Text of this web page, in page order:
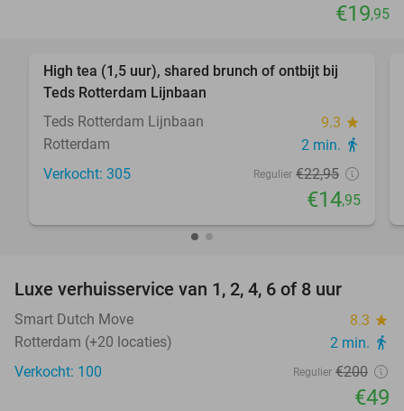
€19,95
35%
favorite_border
High tea (1,5 uur), shared brunch of ontbijt bij
Teds Rotterdam Lijnbaan
Teds Rotterdam Lijnbaan
9.3 star
Rotterdam 2 min. directions_walk
Verkocht: 305 Regulier €22,95
€14,95
Luxe verhuisservice van 1, 2, 4, 6 of 8 uur
Smart Dutch Move 8.3 star
Rotterdam (+20 locaties) 2 min. directions_walk
Verkocht: 100 Regulier €200
€49